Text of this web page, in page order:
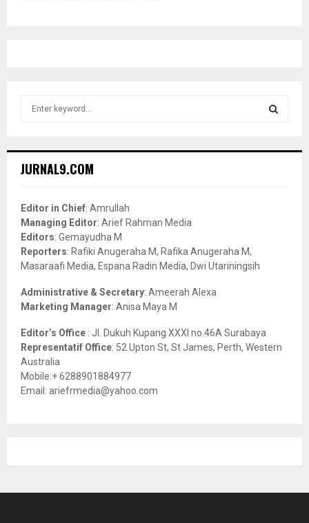
h
o
r
:
JURNAL9.COM
Editor in Chief: Amrullah
Managing Editor: Arief Rahman Media
Editors: Gemayudha M
Reporters: Rafiki Anugeraha M, Rafika Anugeraha M,
Masaraafi Media, Espana Radin Media, Dwi Utariningsih
Administrative & Secretary: Ameerah Alexa
Marketing Manager: Anisa Maya M
Editor’s Office : Jl. Dukuh Kupang XXXI no.46A Surabaya
Representatif Office: 52 Upton St, St James, Perth, Western
Australia
Mobile:+ 6288901884977
Email: ariefrmedia@yahoo.com